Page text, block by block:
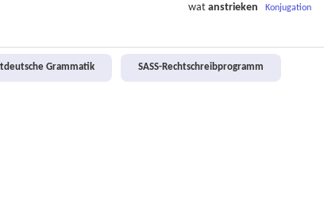
wat anstrieken Konjugation
Grammatik
SASS-Rechtschreibprogramm